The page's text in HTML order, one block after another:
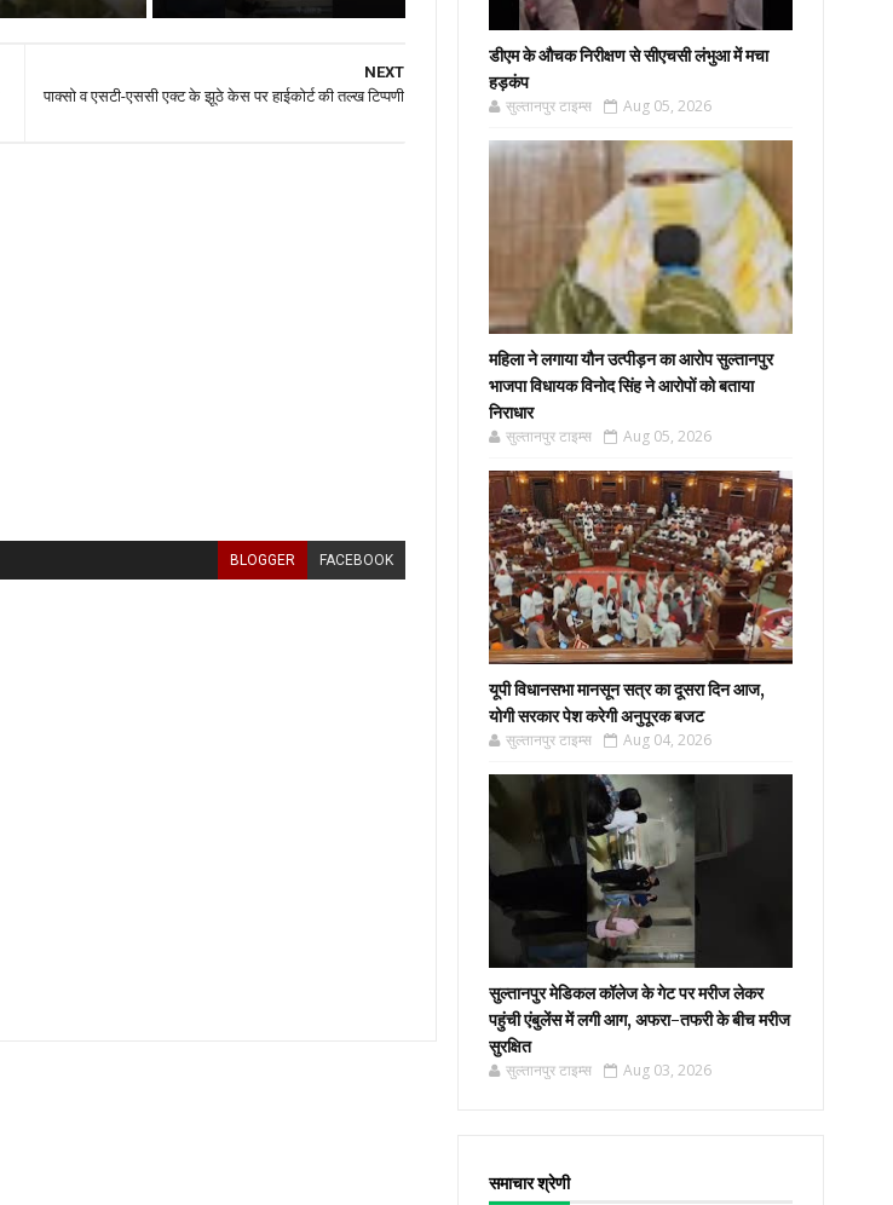
NEXT
पाक्सो व एसटी-एससी एक्ट के झूठे केस पर हाईकोर्ट की तल्ख टिप्पणी
BLOGGER FACEBOOK
डीएम के औचक निरीक्षण से सीएचसी लंभुआ में मचा
हड़कंप
सुल्तानपुर टाइम्स Aug 05, 2026
महिला ने लगाया यौन उत्पीड़न का आरोप सुल्तानपुर
भाजपा विधायक विनोद सिंह ने आरोपों को बताया
निराधार
सुल्तानपुर टाइम्स Aug 05, 2026
यूपी विधानसभा मानसून सत्र का दूसरा दिन आज,
योगी सरकार पेश करेगी अनुपूरक बजट
सुल्तानपुर टाइम्स Aug 04, 2026
सुल्तानपुर मेडिकल कॉलेज के गेट पर मरीज लेकर
पहुंची एंबुलेंस में लगी आग, अफरा-तफरी के बीच मरीज
सुरक्षित
सुल्तानपुर टाइम्स Aug 03, 2026
समाचार श्रेणी